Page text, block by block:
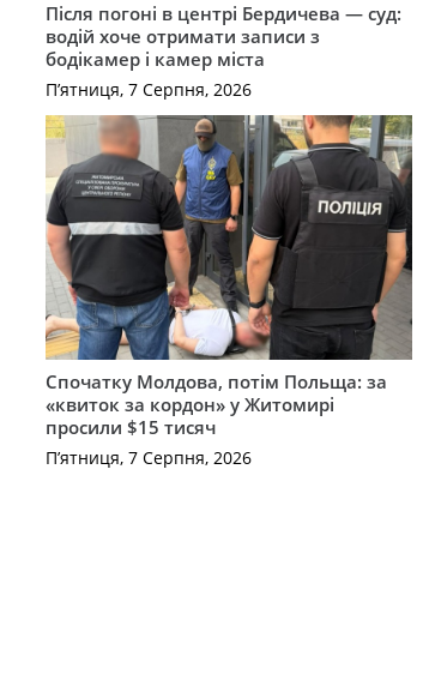
Після погоні в центрі Бердичева — суд:
водій хоче отримати записи з
бодікамер і камер міста
П’ятниця, 7 Серпня, 2026
Спочатку Молдова, потім Польща: за
«квиток за кордон» у Житомирі
просили $15 тисяч
П’ятниця, 7 Серпня, 2026